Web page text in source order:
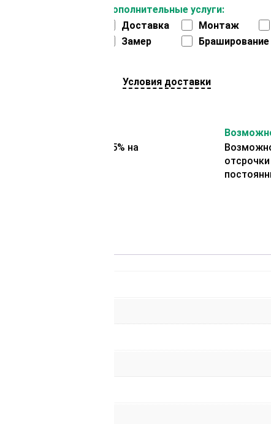
Дополнительные услуги:
Доставка
Монтаж
Замер
Браширование
Условия доставки
Представляем скидку 5% на